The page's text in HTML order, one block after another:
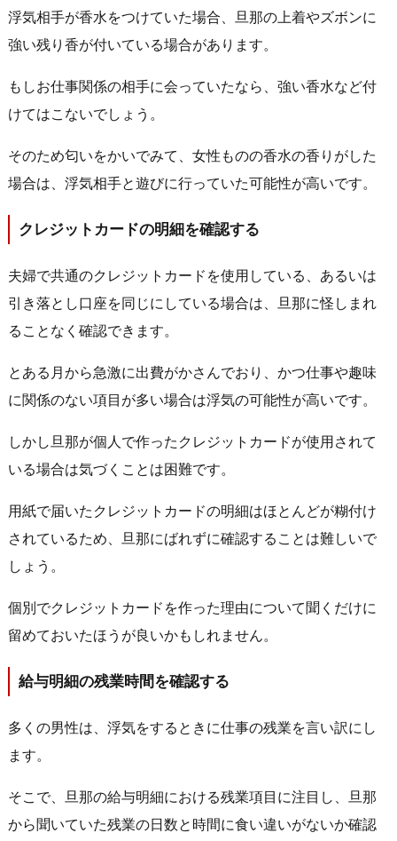
浮気相手が香水をつけていた場合、旦那の上着やズボンに
強い残り香が付いている場合があります。
もしお仕事関係の相手に会っていたなら、強い香水など付
けてはこないでしょう。
そのため匂いをかいでみて、女性ものの香水の香りがした
場合は、浮気相手と遊びに行っていた可能性が高いです。
クレジットカードの明細を確認する
夫婦で共通のクレジットカードを使用している、あるいは
引き落とし口座を同じにしている場合は、旦那に怪しまれ
ることなく確認できます。
とある月から急激に出費がかさんでおり、かつ仕事や趣味
に関係のない項目が多い場合は浮気の可能性が高いです。
しかし旦那が個人で作ったクレジットカードが使用されて
いる場合は気づくことは困難です。
用紙で届いたクレジットカードの明細はほとんどが糊付け
されているため、旦那にばれずに確認することは難しいで
しょう。
個別でクレジットカードを作った理由について聞くだけに
留めておいたほうが良いかもしれません。
給与明細の残業時間を確認する
多くの男性は、浮気をするときに仕事の残業を言い訳にし
ます。
そこで、旦那の給与明細における残業項目に注目し、旦那
から聞いていた残業の日数と時間に食い違いがないか確認